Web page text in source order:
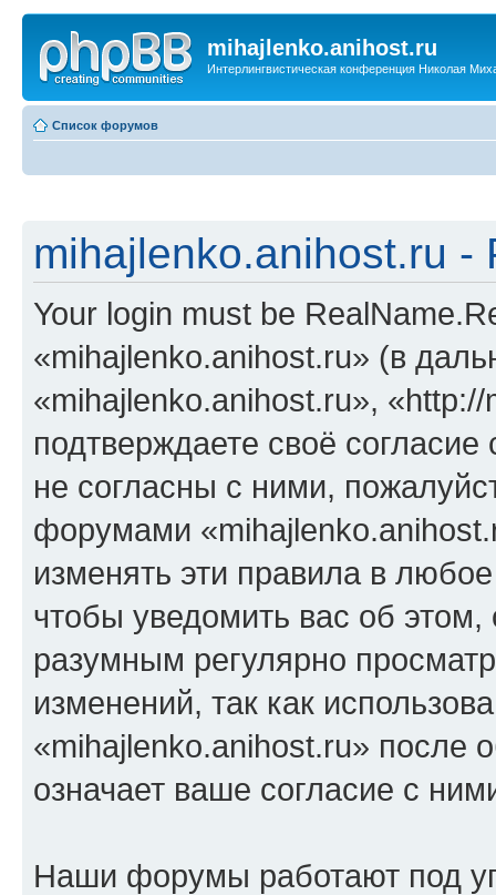
mihajlenko.anihost.ru
Интерлингвистическая конференция Николая
Список форумов
mihajlenko.anihost.ru -
Your login must be
«mihajlenko.anihost.ru» (в
«mihajlenko.anihost.ru»,
подтверждаете своё
не согласны с ними,
форумами
изменять эти правила в
чтобы уведомить вас об
разумным регулярно
изменений, так как
«mihajlenko.anihost.ru» после
означает ваше согласие с
Наши форумы работают под